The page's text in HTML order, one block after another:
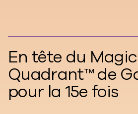
En tête du Magic
Quadrant™ de
pour la 15e fois